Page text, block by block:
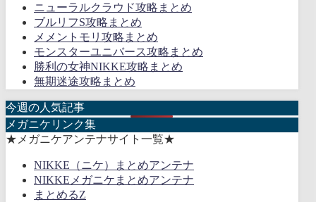
ニューラルクラウド攻略まとめ
ブルリフS攻略まとめ
メメントモリ攻略まとめ
モンスターユニバース攻略まとめ
勝利の女神NIKKE攻略まとめ
無期迷途攻略まとめ
今週の人気記事
メガニケリンク集
★メガニケアンテナサイト一覧★
NIKKE（ニケ）まとめアンテナ
NIKKEメガニケまとめアンテナ
まとめるZ